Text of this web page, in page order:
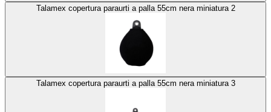
Talamex copertura paraurti a palla 55cm nera miniatura 2
Talamex copertura paraurti a palla 55cm nera miniatura 3